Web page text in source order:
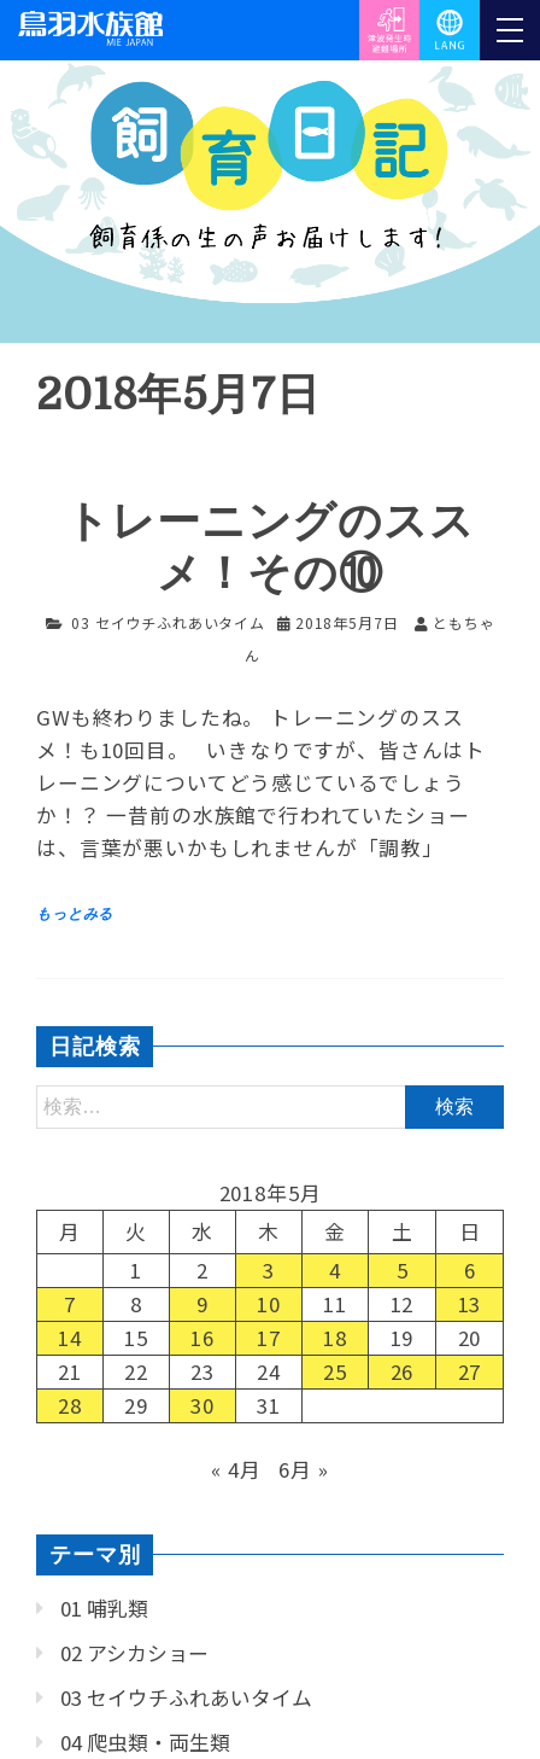
2018年5月7日
トレーニングのスス
メ！その⑩
03 セイウチふれあいタイム 2018年5月7日
ともちゃ
ん
GWも終わりましたね。 トレーニングのスス
メ！も10回目。 いきなりですが、皆さんはト
レーニングについてどう感じているでしょう
か！？ 一昔前の水族館で行われていたショー
は、言葉が悪いかもしれませんが「調教」
日記検索
2018年5月
月
火 水 木 金 土
日
1
2 3 4 5
6
7
8 9 10 11 12
13
14
15 16 17 18 19
20
21
22 23 24 25 26
27
28
29 30 31
« 4月 6月 »
テーマ別
01 哺乳類
02 アシカショー
03 セイウチふれあいタイム
04 爬虫類・両生類